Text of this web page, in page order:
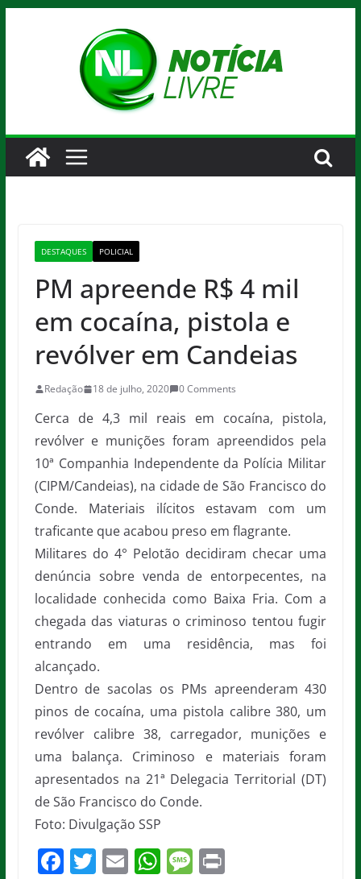
DESTAQUES POLICIAL
PM apreende R$ 4 mil
em cocaína, pistola e
revólver em Candeias
Redação 18 de julho, 2020 0 Comments
Cerca de 4,3 mil reais em cocaína, pistola,
revólver e munições foram apreendidos pela
10ª Companhia Independente da Polícia Militar
(CIPM/Candeias), na cidade de São Francisco do
Conde. Materiais ilícitos estavam com um
traficante que acabou preso em flagrante.
Militares do 4° Pelotão decidiram checar uma
denúncia sobre venda de entorpecentes, na
localidade conhecida como Baixa Fria. Com a
chegada das viaturas o criminoso tentou fugir
entrando em uma residência, mas foi
alcançado.
Dentro de sacolas os PMs apreenderam 430
pinos de cocaína, uma pistola calibre 380, um
revólver calibre 38, carregador, munições e
uma balança. Criminoso e materiais foram
apresentados na 21ª Delegacia Territorial (DT)
de São Francisco do Conde.
Foto: Divulgação SSP
F T E W M Pr